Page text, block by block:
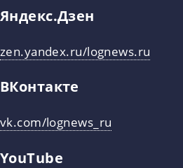
Яндекс.Дзен
zen.yandex.ru/lognews.ru
ВКонтакте
vk.com/lognews_ru
YouTube